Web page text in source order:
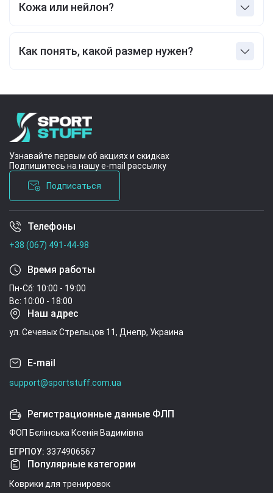
Кожа или нейлон?
функционального тренинга.
Как понять, какой размер нужен?
Узнавайте первым об акциях и скидках
Подпишитесь на нашу e-mail рассылку
Подписаться
Условия соглашения
Телефоны
+38 (067) 491-44-98
Время работы
Пн-Сб: 10:00 - 19:00
Вс: 10:00 - 18:00
Наш адрес
ул. Сечевых Стрельцов 11, Днепр, Украина
E-mail
support@sportstuff.com.ua
Регистрационные данные ФЛП
ФОП Бєлінська Ксенія Вадимівна
ЕГРПОУ: 3374906567
Популярные категории
Коврики для тренировок